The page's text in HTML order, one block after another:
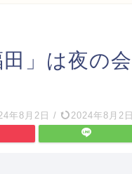
」は夜の会
年8月2日 / 2024年8月2日